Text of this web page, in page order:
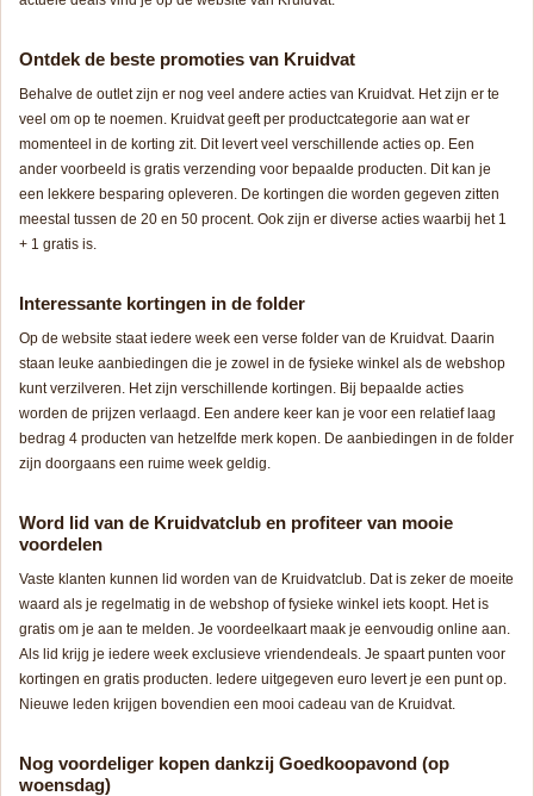
Ontdek de beste promoties van Kruidvat
Behalve de outlet zijn er nog veel andere acties van Kruidvat. Het zijn er te
veel om op te noemen. Kruidvat geeft per productcategorie aan wat er
momenteel in de korting zit. Dit levert veel verschillende acties op. Een
ander voorbeeld is gratis verzending voor bepaalde producten. Dit kan je
een lekkere besparing opleveren. De kortingen die worden gegeven zitten
meestal tussen de 20 en 50 procent. Ook zijn er diverse acties waarbij het 1
+ 1 gratis is.
Interessante kortingen in de folder
Op de website staat iedere week een verse folder van de Kruidvat. Daarin
staan leuke aanbiedingen die je zowel in de fysieke winkel als de webshop
kunt verzilveren. Het zijn verschillende kortingen. Bij bepaalde acties
worden de prijzen verlaagd. Een andere keer kan je voor een relatief laag
bedrag 4 producten van hetzelfde merk kopen. De aanbiedingen in de folder
zijn doorgaans een ruime week geldig.
Word lid van de Kruidvatclub en profiteer van mooie
voordelen
Vaste klanten kunnen lid worden van de Kruidvatclub. Dat is zeker de moeite
waard als je regelmatig in de webshop of fysieke winkel iets koopt. Het is
gratis om je aan te melden. Je voordeelkaart maak je eenvoudig online aan.
Als lid krijg je iedere week exclusieve vriendendeals. Je spaart punten voor
kortingen en gratis producten. Iedere uitgegeven euro levert je een punt op.
Nieuwe leden krijgen bovendien een mooi cadeau van de Kruidvat.
Nog voordeliger kopen dankzij Goedkoopavond (op
woensdag)